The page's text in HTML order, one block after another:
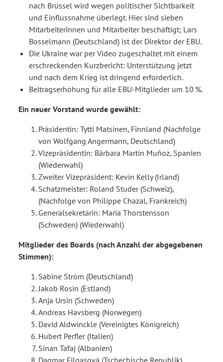
nach Brüssel wird wegen politischer Sichtbarkeit
und Einflussnahme überlegt. Hier sind sieben
Mitarbeiterinnen und Mitarbeiter beschäftigt; Lars
Bosselmann (Deutschland) ist der Direktor der EBU.
Die Ukraine war per Video zugeschaltet mit einem
erschreckenden Kurzbericht: Unterstützung jetzt
und nach dem Krieg ist dringend erforderlich.
Beitragserhöhung für alle EBU-Mitglieder um 10 %.
Ein neuer Vorstand wurde gewählt:
Präsidentin: Tytti Matsinen, Finnland (Nachfolge
von Wolfgang Angermann, Deutschland)
Vizepräsidentin: Bárbara Martín Muñoz, Spanien
(Wiederwahl)
Zweiter Vizepräsident: Kevin Kelly (Irland)
Schatzmeister: Roland Studer (Schweiz),
(Nachfolge von Philippe Chazal, Frankreich)
Generalsekretärin: Maria Thorstensson
(Schweden) (Wiederwahl)
Mitglieder des Boards (nach Anzahl der abgegebenen
Stimmen):
Sabine Ström (Deutschland)
Jakob Rosin (Estland)
Anja Ursin (Schweden)
Andreas Havsberg (Norwegen)
David Aldwinckle (Vereinigtes Königreich)
Hubert Perfler (Italien)
Sinan Tafaj (Albanien)
Dagmar Filgasová (Tschechische Republik)